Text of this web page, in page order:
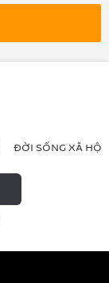
ĐỜI SỐNG XÃ HỘI